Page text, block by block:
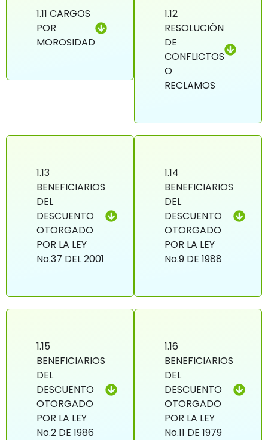
1.11 CARGOS
POR
MOROSIDAD
1.12
RESOLUCIÓN
DE
CONFLICTOS
O
RECLAMOS
1.13
BENEFICIARIOS
DEL
DESCUENTO
OTORGADO
POR LA LEY
No.37 DEL 2001
1.14
BENEFICIARIOS
DEL
DESCUENTO
OTORGADO
POR LA LEY
No.9 DE 1988
1.15
BENEFICIARIOS
DEL
DESCUENTO
OTORGADO
POR LA LEY
No.2 DE 1986
1.16
BENEFICIARIOS
DEL
DESCUENTO
OTORGADO
POR LA LEY
No.11 DE 1979